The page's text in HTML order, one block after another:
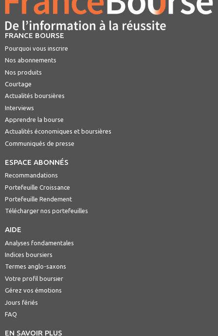
FRANCE BOURSE
Pourquoi vous inscrire
Nos abonnements
Nos produits
Courtage
Actualités boursières
Interviews
Apprendre la bourse
Actualités économiques et boursières
Communiqués de presse
ESPACE ABONNÉS
Recommandations
Portefeuille Croissance
Portefeuille Rendement
Télécharger nos portefeuilles
AIDE
Analyses fondamentales
Indices boursiers
Termes anglo-saxons
Votre profil boursier
Gérez vos émotions
Jours fériés
FAQ
EN SAVOIR PLUS